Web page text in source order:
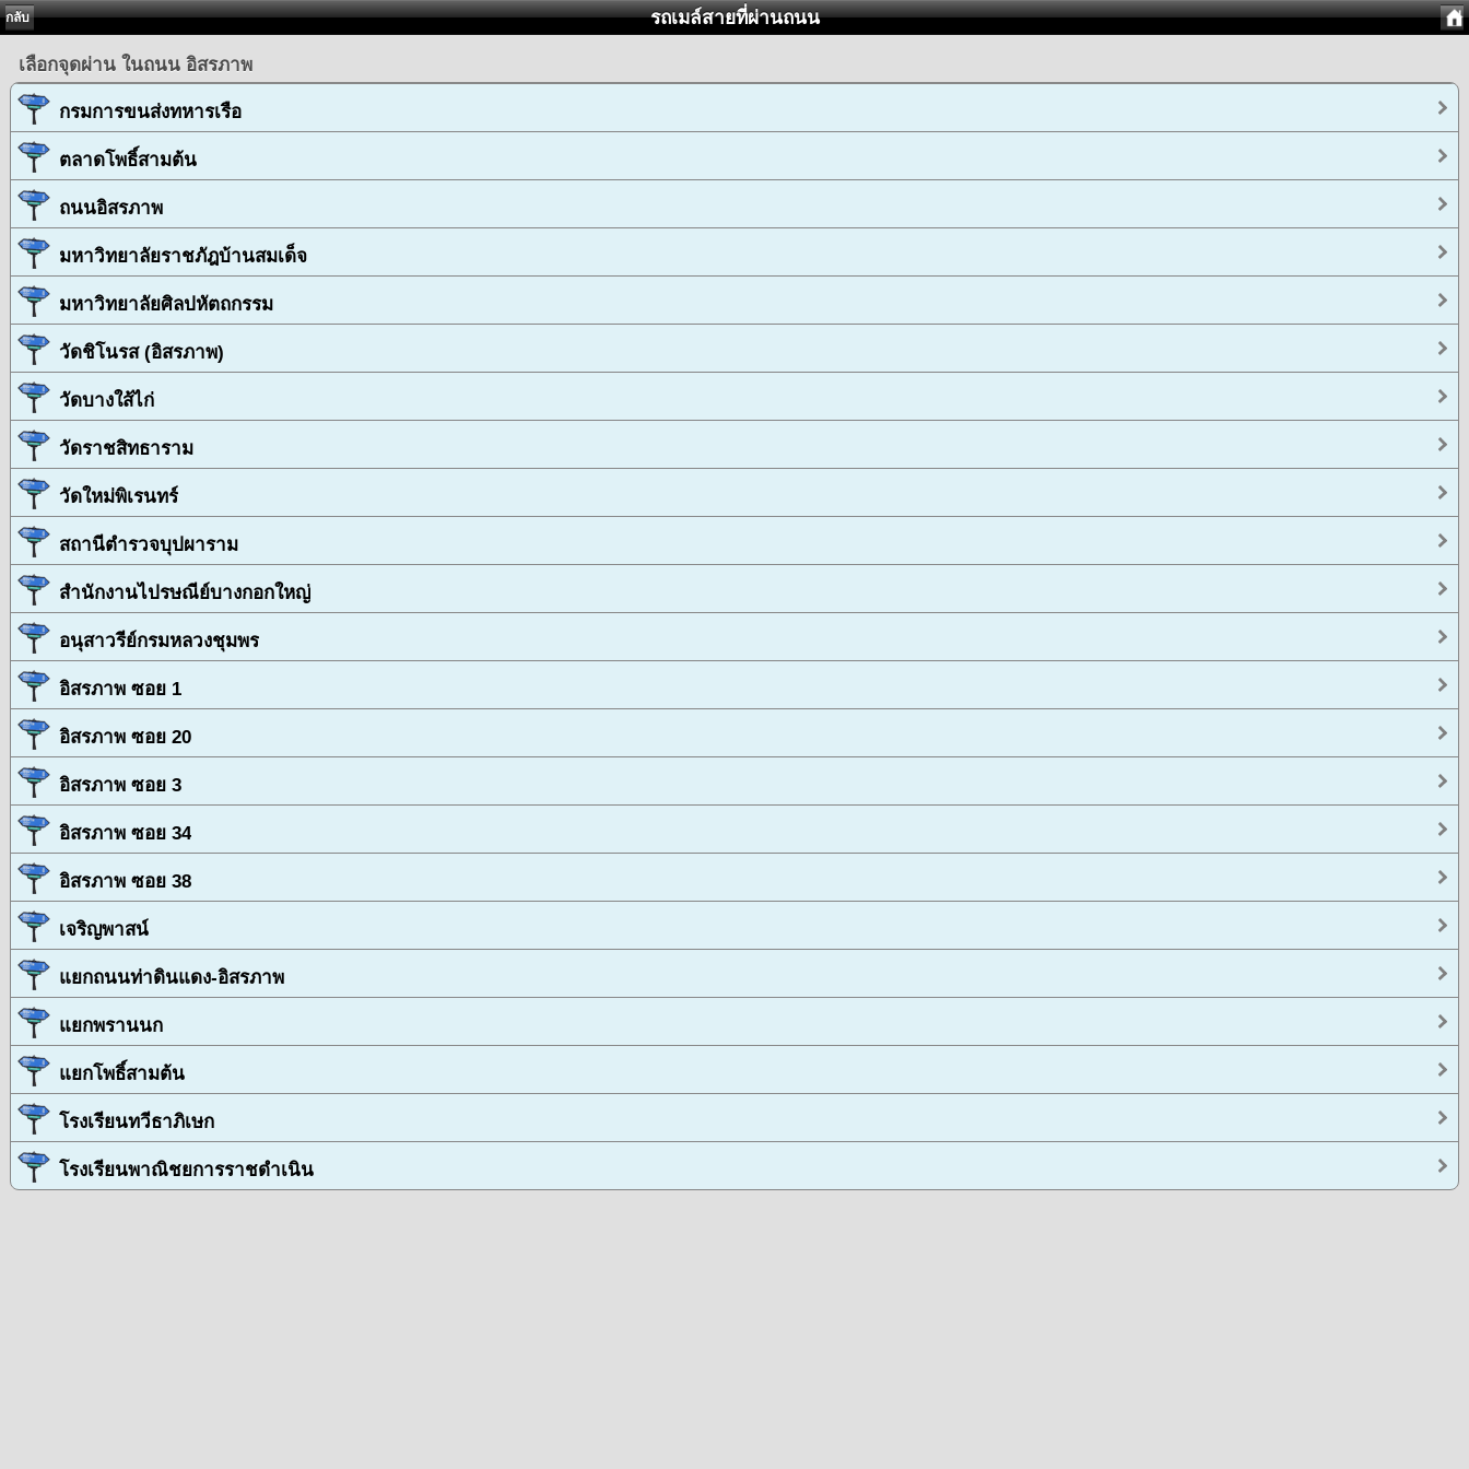
กลับ รถเมล์สายที่ผ่านถนน
เลือกจุดผ่าน ในถนน อิสรภาพ
กรมการขนส่งทหารเรือ
ตลาดโพธิ์สามต้น
ถนนอิสรภาพ
มหาวิทยาลัยราชภัฎบ้านสมเด็จ
มหาวิทยาลัยศิลปหัตถกรรม
วัดชิโนรส (อิสรภาพ)
วัดบางใส้ไก่
วัดราชสิทธาราม
วัดใหม่พิเรนทร์
สถานีตำรวจบุปผาราม
สำนักงานไปรษณีย์บางกอกใหญ่
อนุสาวรีย์กรมหลวงชุมพร
อิสรภาพ ซอย 1
อิสรภาพ ซอย 20
อิสรภาพ ซอย 3
อิสรภาพ ซอย 34
อิสรภาพ ซอย 38
เจริญพาสน์
แยกถนนท่าดินแดง-อิสรภาพ
แยกพรานนก
แยกโพธิ์สามต้น
โรงเรียนทวีธาภิเษก
โรงเรียนพาณิชยการราชดำเนิน